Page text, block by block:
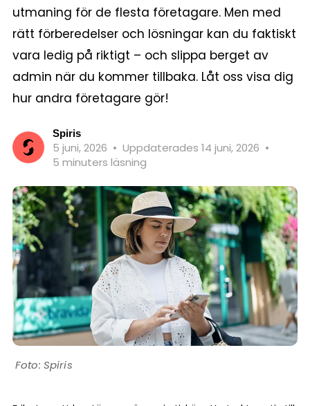
utmaning för de flesta företagare. Men med
rätt förberedelser och lösningar kan du faktiskt
vara ledig på riktigt – och slippa berget av
admin när du kommer tillbaka. Låt oss visa dig
hur andra företagare gör!
Spiris
5 juni, 2026 • Uppdaterades 14 juni, 2026 •
5 minuters läsning
Spiris